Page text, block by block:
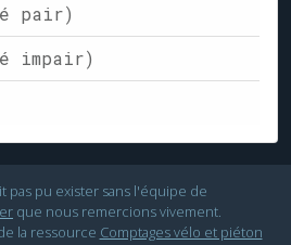
pair)
impair)
pas pu exister sans l'équipe de
que nous remercions vivement.
la ressource Comptages vélo et piéton